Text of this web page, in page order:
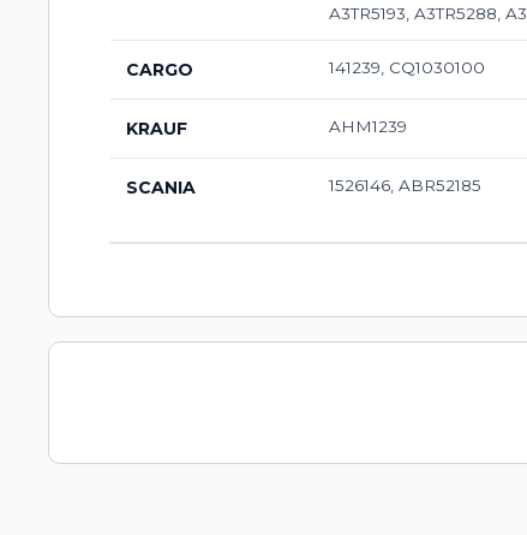
A3TR5193, A3TR5288,
CARGO 141239, CQ1030100
KRAUF AHM1239
SCANIA 1526146, ABR52185